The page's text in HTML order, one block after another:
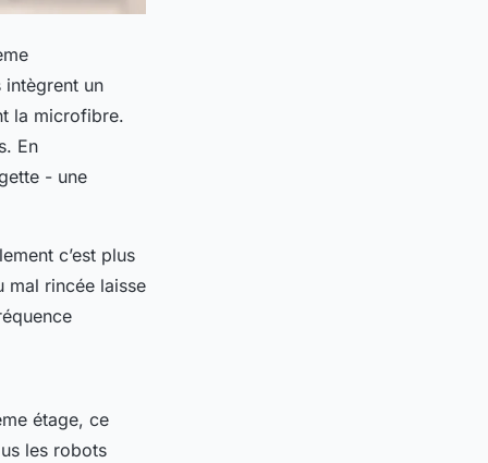
intègrent un
la microfibre.
En
- une
c’est plus
mal rincée laisse
étage, ce
les robots